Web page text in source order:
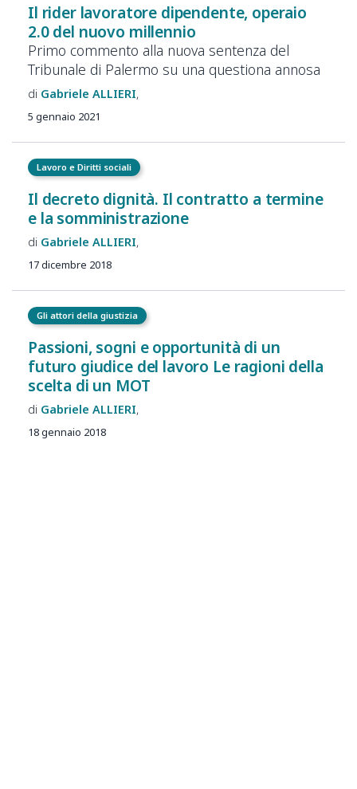
Il rider lavoratore dipendente, operaio
2.0 del nuovo millennio
Primo commento alla nuova sentenza del
Tribunale di Palermo su una questiona annosa
Gabriele ALLIERI
5 gennaio 2021
Lavoro e Diritti sociali
Il decreto dignità. Il contratto a termine
e la somministrazione
Gabriele ALLIERI
17 dicembre 2018
Gli attori della giustizia
Passioni, sogni e opportunità di un
futuro giudice del lavoro Le ragioni della
scelta di un MOT
Gabriele ALLIERI
18 gennaio 2018